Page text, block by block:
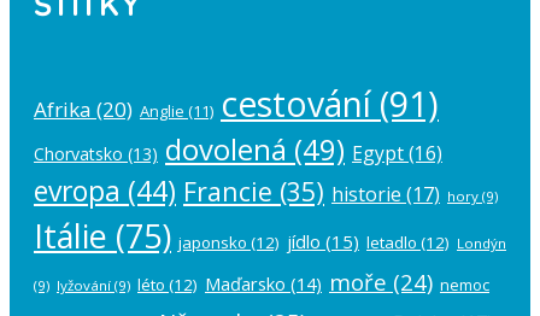
Afrika (20) Anglie (11) cestování(91)
Chorvatsko (13) dovolená (49) Egypt(16)
evropa (44) Francie (35) historie (17) hory (9)
Itálie (75) japonsko (12) jídlo (15) letadlo (12) Londýn
(9) lyžování (9) léto (12) Maďarsko (14) moře (24) nemoc